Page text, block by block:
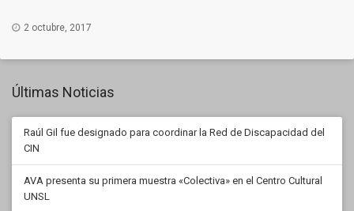
2 octubre, 2017
Últimas Noticias
Raúl Gil fue designado para coordinar la Red de Discapacidad del
CIN
AVA presenta su primera muestra «Colectiva» en el Centro Cultural
UNSL